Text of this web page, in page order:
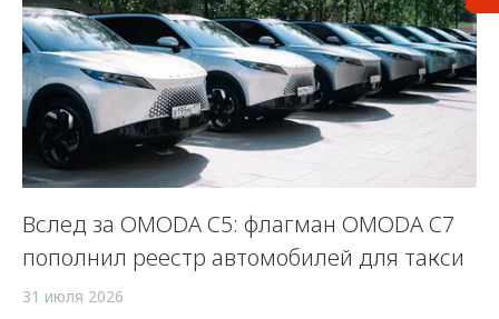
Вслед за OMODA C5: флагман OMODA C7
пополнил реестр автомобилей для такси
31 июля 2026